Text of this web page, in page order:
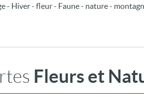
- Hiver - fleur - Faune - nature -
Fleurs et